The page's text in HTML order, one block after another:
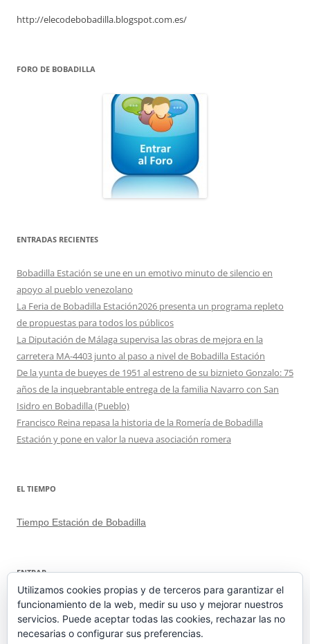
http://elecodebobadilla.blogspot.com.es/
FORO DE BOBADILLA
ENTRADAS RECIENTES
Bobadilla Estación se une en un emotivo minuto de silencio en
apoyo al pueblo venezolano
La Feria de Bobadilla Estación2026 presenta un programa repleto
de propuestas para todos los públicos
La Diputación de Málaga supervisa las obras de mejora en la
carretera MA-4403 junto al paso a nivel de Bobadilla Estación
De la yunta de bueyes de 1951 al estreno de su biznieto Gonzalo: 75
años de la inquebrantable entrega de la familia Navarro con San
Isidro en Bobadilla (Pueblo)
Francisco Reina repasa la historia de la Romería de Bobadilla
Estación y pone en valor la nueva asociación romera
EL TIEMPO
Tiempo Estación de Bobadilla
ENTRAR
Acceder
Feed de entradas
Feed de comentarios
Utilizamos cookies propias y de terceros para garantizar el
funcionamiento de la web, medir su uso y mejorar nuestros
servicios. Puede aceptar todas las cookies, rechazar las no
necesarias o configurar sus preferencias.